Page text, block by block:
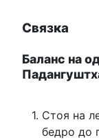
Связка
Баланс на
Стоя на
бедро до